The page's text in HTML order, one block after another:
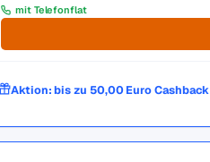
mit Telefonflat
Aktion: bis zu 50,00 Euro Cashback